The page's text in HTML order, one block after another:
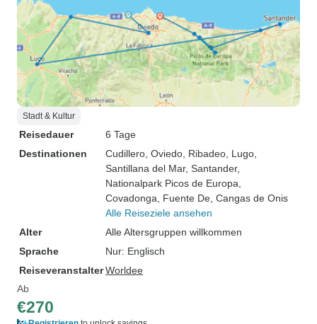
Stadt & Kultur
Reisedauer
6 Tage
Destinationen
Cudillero , Oviedo , Ribadeo , Lugo
Santillana del Mar, Santander,
Nationalpark Picos de Europa
Covadonga , Fuente De , Cangas de Onis
Alle Reiseziele ansehen
Alter
Alle Altersgruppen willkommen
Sprache
Nur: Englisch
ReiseveranstalterWorldee
Ab
€270